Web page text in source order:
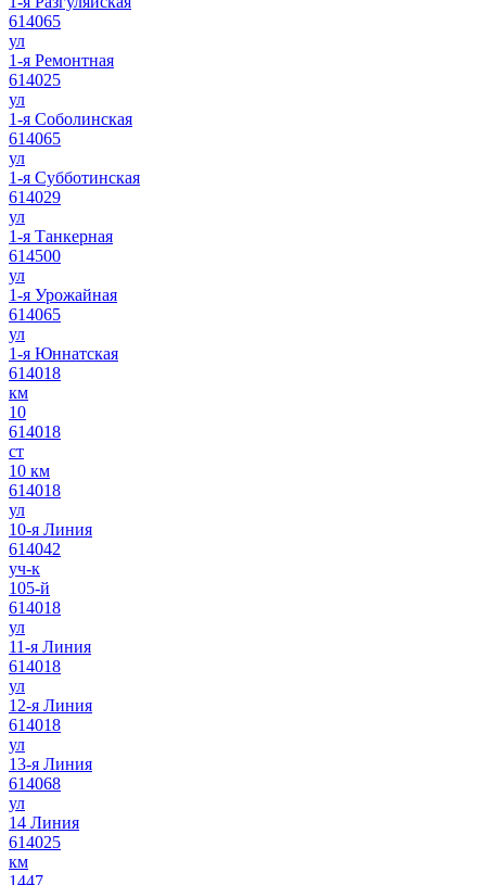
614065
ул
1-я Ремонтная
614025
ул
1-я Соболинская
614065
ул
1-я Субботинская
614029
ул
1-я Танкерная
614500
ул
1-я Урожайная
614065
ул
1-я Юннатская
614018
км
10
614018
ст
10 км
614018
ул
10-я Линия
614042
уч-к
105-й
614018
ул
11-я Линия
614018
ул
12-я Линия
614018
ул
13-я Линия
614068
ул
14 Линия
614025
км
1447